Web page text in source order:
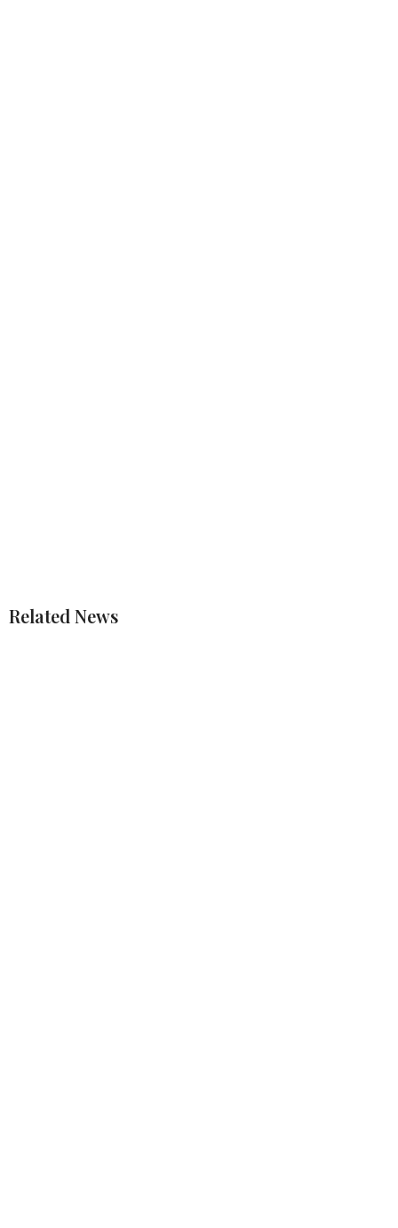
Related News